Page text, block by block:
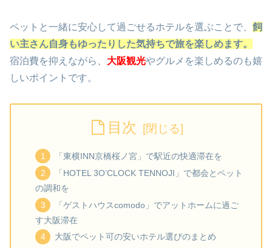
ペットと一緒に安心して過ごせるホテルを選ぶことで、 飼
い主さん自身もゆったりした気持ちで旅を楽しめます。
宿泊費を抑えながら、 大阪観光やグルメを楽しめるのも嬉
しいポイントです。
目次
「東横INN京橋桜ノ宮」で駅近の快適滞在を
「HOTEL 3O’CLOCK TENNOJI」で都会とペット
の調和を
「ゲストハウスcomodo」でアットホームに過ご
す大阪滞在
大阪でペット可の安いホテル選びのまとめ